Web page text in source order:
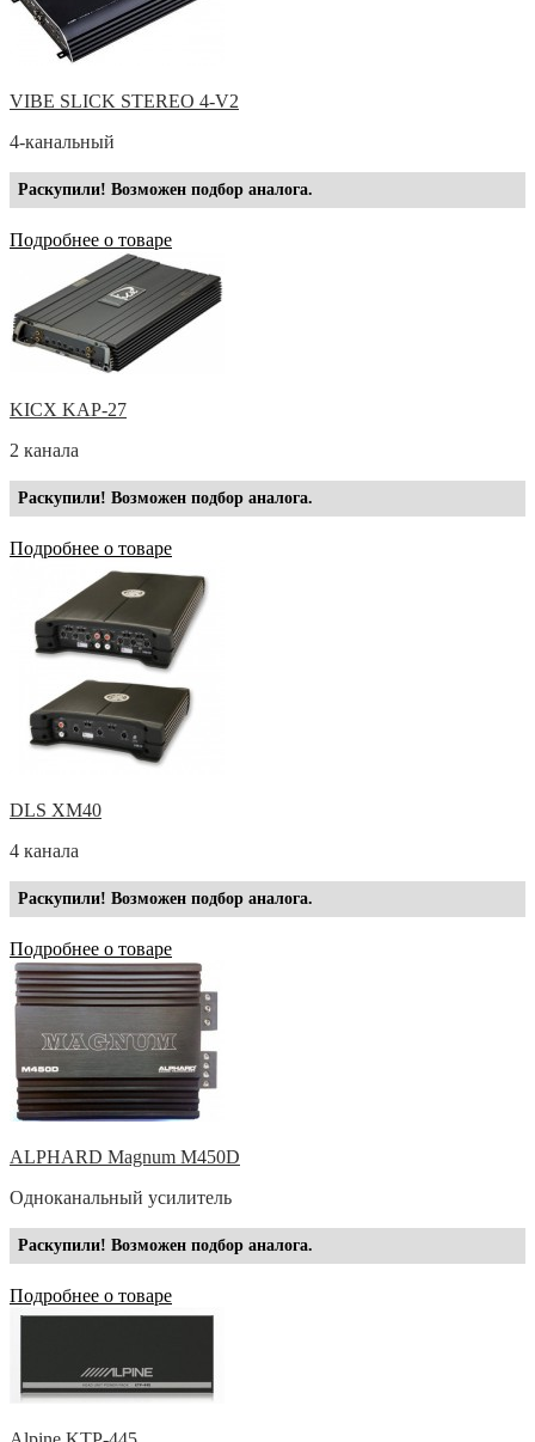
VIBE SLICK STEREO 4-V2
4-канальный
Раскупили! Возможен подбор аналога.
Подробнее о товаре
KICX KAP-27
2 канала
Раскупили! Возможен подбор аналога.
Подробнее о товаре
DLS XM40
4 канала
Раскупили! Возможен подбор аналога.
Подробнее о товаре
ALPHARD Magnum M450D
Одноканальный усилитель
Раскупили! Возможен подбор аналога.
Подробнее о товаре